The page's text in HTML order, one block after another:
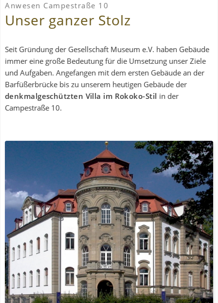
Anwesen Campestraße 10
Unser ganzer Stolz
Seit Gründung der Gesellschaft Museum e.V. haben Gebäude
immer eine große Bedeutung für die Umsetzung unser Ziele
und Aufgaben. Angefangen mit dem ersten Gebäude an der
Barfüßerbrücke bis zu unserem heutigen Gebäude der
denkmalgeschützten Villa im Rokoko-Stil in der
Campestraße 10.